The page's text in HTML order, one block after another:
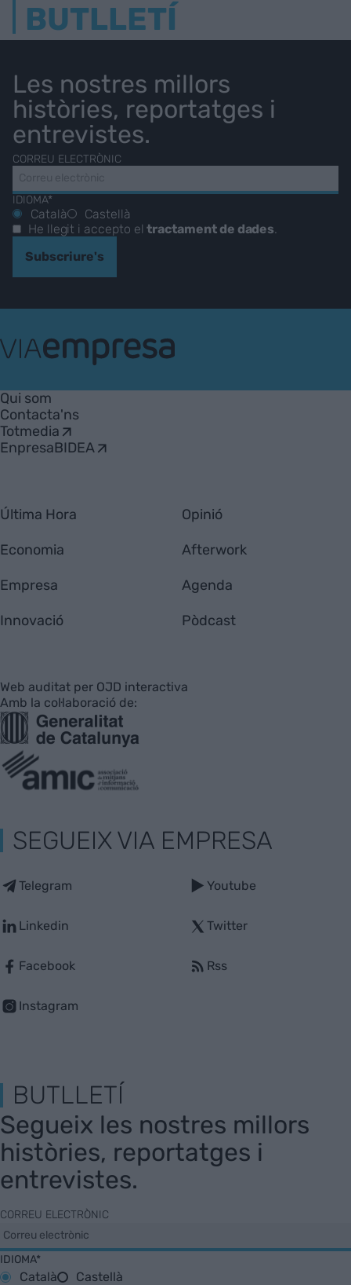
BUTLLETÍ
Les nostres millors
històries, reportatges i
entrevistes.
CORREU ELECTRÒNIC
IDIOMA*
Català
Castellà
He llegit i accepto eltractament de dades.
Subscriure's
Empresa
Qui som
Contacta'ns
Totmedia
EnpresaBIDEA
Última Hora
Economia
Empresa
Innovació
Opinió
Afterwork
Agenda
Pòdcast
Web auditat per OJD interactiva
Amb la col·laboració de:
SEGUEIX VIA EMPRESA
Telegram
Linkedin
Facebook
Instagram
Youtube
Twitter
Rss
BUTLLETÍ
Segueix les nostres millors
històries, reportatges i
entrevistes.
CORREU ELECTRÒNIC
IDIOMA*
Català Castellà